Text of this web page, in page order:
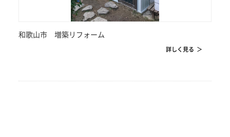
和歌山市 増築リフォーム
詳しく見る